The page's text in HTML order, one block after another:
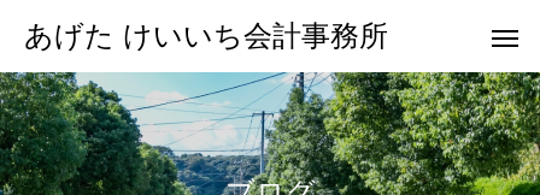
あげた けいいち会計事務所